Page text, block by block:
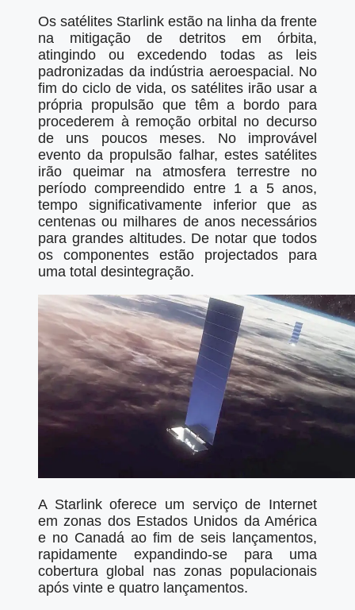
Os satélites Starlink estão na linha da frente
na mitigação de detritos em órbita,
atingindo ou excedendo todas as leis
padronizadas da indústria aeroespacial. No
fim do ciclo de vida, os satélites irão usar a
própria propulsão que têm a bordo para
procederem à remoção orbital no decurso
de uns poucos meses. No improvável
evento da propulsão falhar, estes satélites
irão queimar na atmosfera terrestre no
período compreendido entre 1 a 5 anos,
tempo significativamente inferior que as
centenas ou milhares de anos necessários
para grandes altitudes. De notar que todos
os componentes estão projectados para
uma total desintegração.
A Starlink oferece um serviço de Internet
em zonas dos Estados Unidos da América
e no Canadá ao fim de seis lançamentos,
rapidamente expandindo-se para uma
cobertura global nas zonas populacionais
após vinte e quatro lançamentos.